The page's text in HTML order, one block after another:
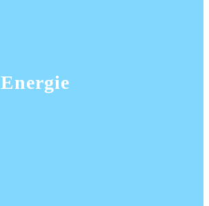
Energie